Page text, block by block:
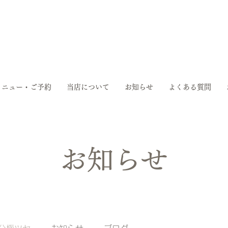
ニュー・ご予約 当店について お知らせ よくある質問
お知らせ